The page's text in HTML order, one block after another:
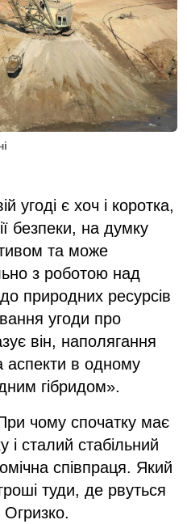
угоді є хоч і коротка,
безпеки, на думку
та може
з роботою над
природних ресурсів
угоди про
він, наполягання
аспекти в одному
гібридом».
чому спочатку має
і сталий стабільний
співпраця. Який
туди, де рвуться